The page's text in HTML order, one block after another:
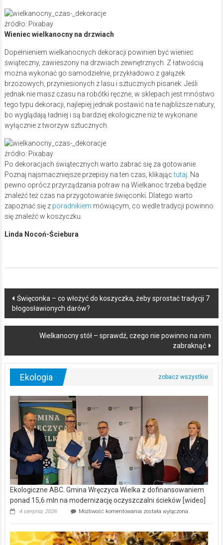
źródło: Pixabay
Wieniec wielkanocny na drzwiach
Dopełnieniem wielkanocnych dekoracji powinien być wieniec
świąteczny, zawieszony na drzwiach zewnętrznych. Z łatwością
można wykonać go samodzielnie, przykładowo z gałązek
brzozowych, przyniesionych z lasu i sztucznych pisanek. Jeśli
jednak nie masz czasu na robótki ręczne, w sklepach jest mnóstwo
tego typu dekoracji, najlepiej jednak postawić na te najbliższe natury,
bo wyglądają ładniej i są bardziej ekologiczne niż te wykonane
wyłącznie z tworzyw sztucznych.
źródło: Pixabay
Po dekoracjach świątecznych warto zabrać się za gotowanie.
Poznaj najsmaczniejsze przepisy na ten czas, klikająctutaj . Na
pewno oprócz przyrządzania potraw na Wielkanoc trzeba będzie
znaleźć też czas na przygotowanie święconki. Dlatego warto
zapoznać się z poradnikiem mówiącym, co wedle tradycji powinno
się znaleźć w koszyczku.
Linda Nocoń-Ściebura
Post
navigation
Święconka – co włożyć do koszyczka, żeby sprostać tradycji 7
błogosławionych darów?
Wielkanocny stół – sprawdź, czego nie powinno na nim
zabraknąć
Ekologia
Ekologiczne ABC. Gmina Wręczyca Wielka z dofinansowaniem
ponad 15,6 mln na modernizację oczyszczalni ścieków [wideo]
4 sierpnia, 2026 Możliwość komentowania Ekologiczne
Wręczyca
Wielka
została wyłączona